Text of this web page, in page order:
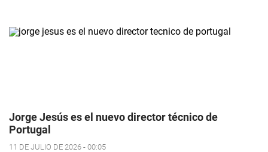
Jorge Jesús es el nuevo director técnico de
Portugal
11 DE JULIO DE 2026 - 00:05